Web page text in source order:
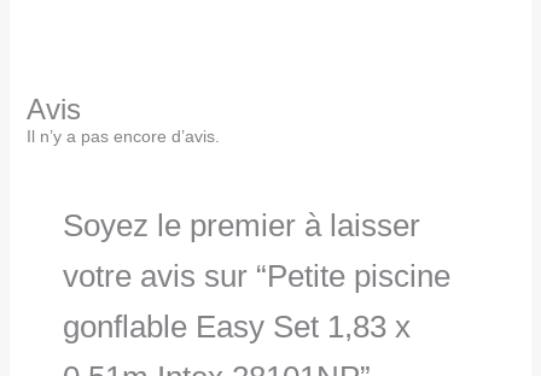
Avis
Il n’y a pas encore d’avis.
Soyez le premier à laisser
votre avis sur “Petite piscine
gonflable Easy Set 1,83 x